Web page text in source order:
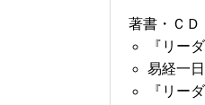
著書・ＣＤ
『リー
易経一
『リー